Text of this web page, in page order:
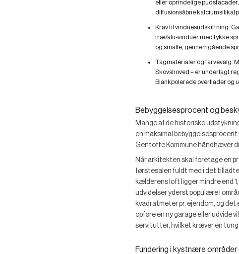
eller oprindelige
diffusionsåbne
Krav til vinduesudskiftning:
træ/alu-vinduer med tykke
og smalle, gennemgående
Tagmaterialer og farvevalg:
Skovshoved – er underlagt
Blankpolerede overflader og
Bebyggelsesprocent og
Mange af de historiske
en maksimal bebyggelsesprocent
Gentofte Kommune håndhæver
Når arkitekten skal foretage en
førstesalen fuldt med i det
kælderens loft ligger mindre end
udvidelser yderst populære i
kvadratmeter pr. ejendom, og
opføre en ny garage eller udvide
servitutter, hvilket kræver en
Fundering i kystnære